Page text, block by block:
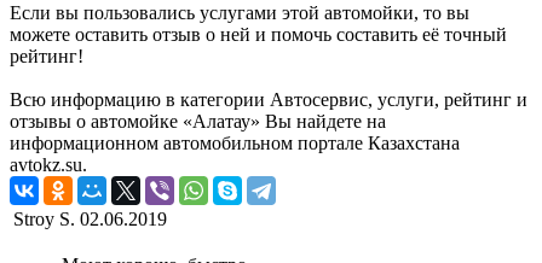
Если вы пользовались услугами этой автомойки, то вы
можете оставить отзыв о ней и помочь составить её точный
рейтинг!
Всю информацию в категории Автосервис, услуги, рейтинг и
отзывы о автомойке «Алатау» Вы найдете на
информационном автомобильном портале Казахстана
avtokz.su.
Stroy S. 02.06.2019